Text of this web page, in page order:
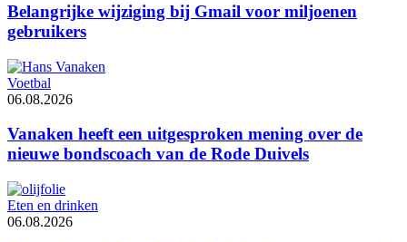
Belangrijke wijziging bij Gmail voor miljoenen
gebruikers
Voetbal
06.08.2026
Vanaken heeft een uitgesproken mening over de
nieuwe bondscoach van de Rode Duivels
Eten en drinken
06.08.2026